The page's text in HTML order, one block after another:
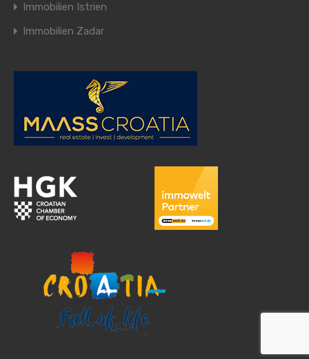
Immobilien Istrien
Immobilien Zadar